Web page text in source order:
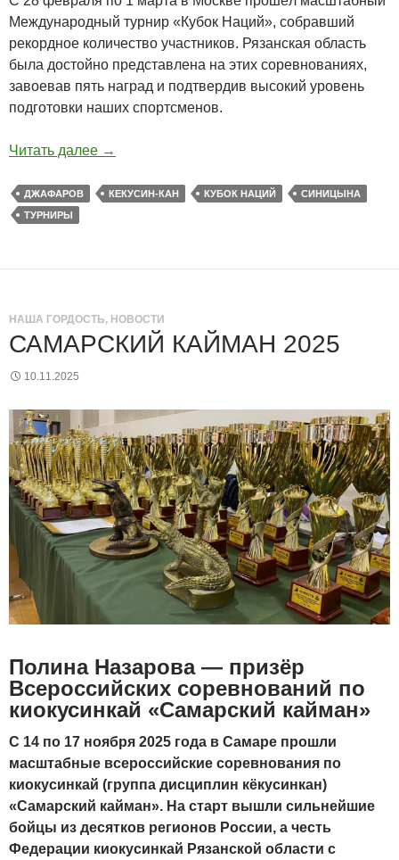
Международный турнир «Кубок Наций», собравший
рекордное количество участников. Рязанская область
была достойно представлена на этих соревнованиях,
завоевав пять наград и подтвердив высокий уровень
подготовки наших спортсменов.
Читать далее →
ДЖАФАРОВ КЕКУСИН-КАН КУБОК НАЦИЙ
СИНИЦЫНА
ТУРНИРЫ
НАША ГОРДОСТЬ, НОВОСТИ
САМАРСКИЙ КАЙМАН 2025
10.11.2025
Полина Назарова — призёр
Всероссийских соревнований по
киокусинкай «Самарский кайман»
С 14 по 17 ноября 2025 года в Самаре прошли
масштабные всероссийские соревнования по
киокусинкай (группа дисциплин кёкусинкан)
«Самарский кайман». На старт вышли сильнейшие
бойцы из десятков регионов России, а честь
Федерации киокусинкай Рязанской области с